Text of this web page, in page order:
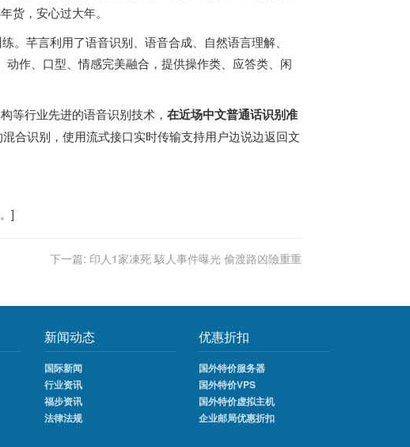
货，安心过大年。
。芊言利用了语音识别、语音合成、自然语言理解、
作、口型、情感完美融合，提供操作类、应答类、闲
等行业先进的语音识别技术， 在近场中文普通话识别准
合识别，使用流式接口实时传输支持用户边说边返回文
]
下一篇: 印人1家凍死 駭人事件曝光 偷渡路凶險重重
新闻动态
国际新闻
行业资讯
福步资讯
法律法规
优惠折扣
国外特价服务器
国外特价VPS
国外特价虚拟主机
企业邮局优惠折扣